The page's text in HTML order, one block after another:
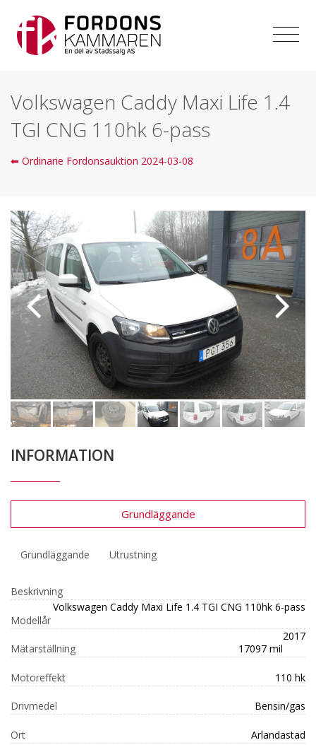
Volkswagen Caddy Maxi Life 1.4
TGI CNG 110hk 6-pass
⬅ Ordinarie Fordonsauktion 2024-03-08
INFORMATION
Grundläggande
Grundläggande Utrustning
Beskrivning
Volkswagen Caddy Maxi Life 1.4 TGI CNG 110hk 6-pass
Modellår
2017
Mätarställning
17097 mil
Motoreffekt 110 hk
Drivmedel Bensin/gas
Ort Arlandastad